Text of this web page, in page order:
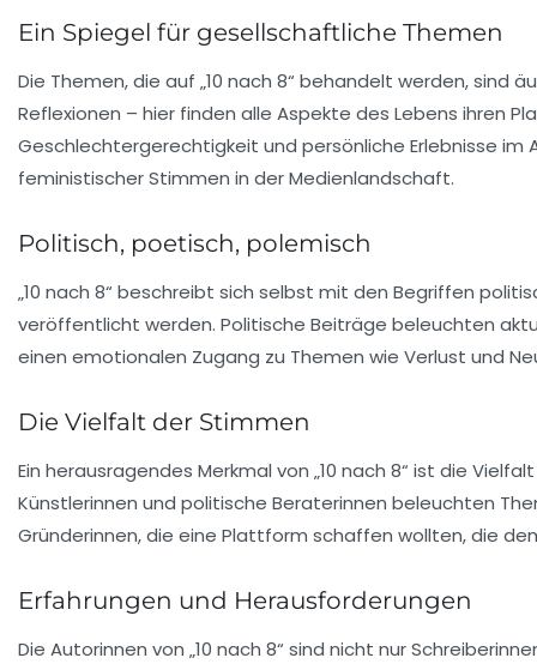
Ein Spiegel für gesellschaftliche Themen
Die Themen, die auf „10 nach 8“ behandelt werden, sind
Reflexionen – hier finden alle Aspekte des Lebens ihren
Geschlechtergerechtigkeit und persönliche Erlebnisse
feministischer Stimmen in der Medienlandschaft.
Politisch, poetisch, polemisch
„10 nach 8“ beschreibt sich selbst mit den Begriffen
veröffentlicht werden. Politische Beiträge beleuchten
einen emotionalen Zugang zu Themen wie Verlust und
Die Vielfalt der Stimmen
Ein herausragendes Merkmal von „10 nach 8“ ist die Vielfalt
Künstlerinnen und politische Beraterinnen beleuchten
Gründerinnen, die eine Plattform schaffen wollten, die
Erfahrungen und Herausforderungen
Die Autorinnen von „10 nach 8“ sind nicht nur